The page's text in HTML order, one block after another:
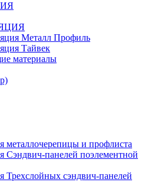
Металл Профиль
Тайвек
материалы
металлочерепицы и профлиста
Сэндвич-панелей поэлементной
Трехслойных сэндвич-панелей